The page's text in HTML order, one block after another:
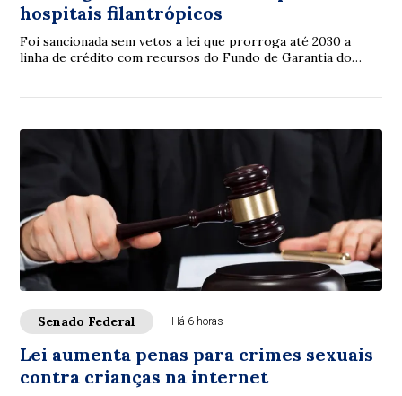
hospitais filantrópicos
Foi sancionada sem vetos a lei que prorroga até 2030 a
linha de crédito com recursos do Fundo de Garantia do
Senado Federal Há 6 horas
Lei aumenta penas para crimes sexuais
contra crianças na internet